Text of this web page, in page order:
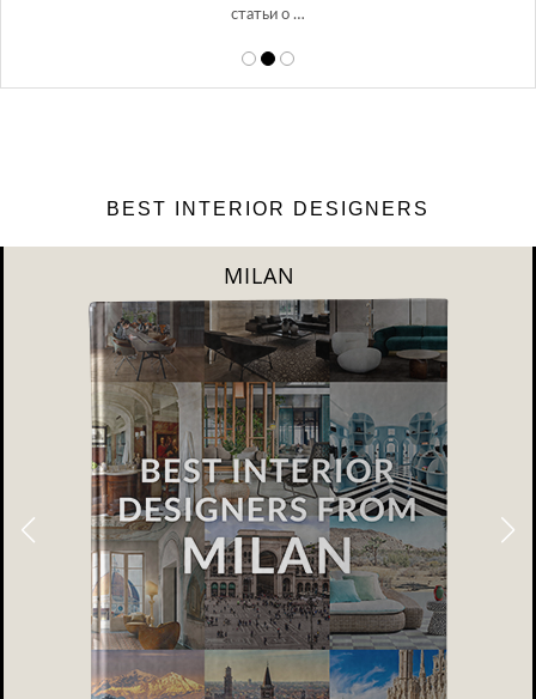
статьи о …
BEST INTERIOR DESIGNERS
DUBAI